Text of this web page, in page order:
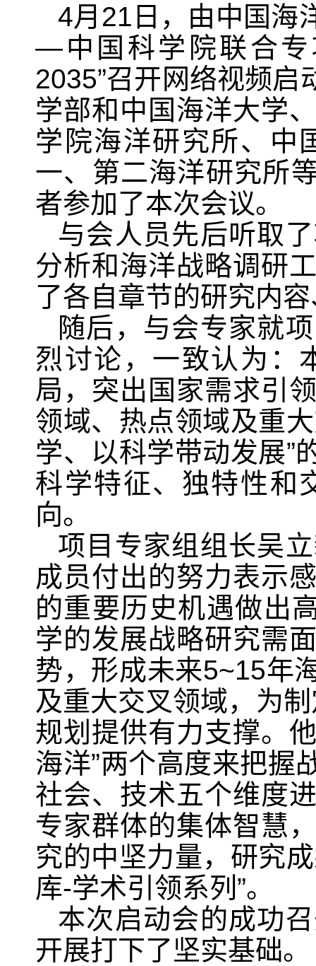
4月 21 日，由中国海
—中国科学院联合
2035”召开网络视频启
学部和中国海洋大学
学院海洋研究所、中
一、第二海洋研究所
者参加了本次会议。
与会人员先后听取
分析和海洋战略调研
了各自章节的研究内
随后，与会专家就
烈讨论，一致认为：
局，突出国家需求引
领域、热点领域及重
学、以科学带动发展”
科学特征、独特性和
向。
项目专家组组长吴
成员付出的努力表示
的重要历史机遇做出
学的发展战略研究需
势，形成未来5~15年
及重大交叉领域，为
规划提供有力支撑。
海洋”两个高度来把握
社会、技术五个维度
专家群体的集体智慧
究的中坚力量，研究
库-学术引领系列 ”。
本次启动会的成功
开展打下了坚实基础。